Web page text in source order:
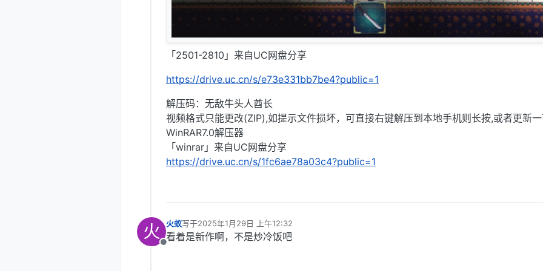
「2501-2810」来自UC网盘分享
https://drive.uc.cn/s/e73e331bb7be4?public=1
解压码：无敌牛头人酋长
视频格式只能更改(ZIP),如提示文件损坏，可直接右键解压到本地手机则长按,或者更新
WinRAR7.0解压器
「winrar」来自UC网盘分享
https://drive.uc.cn/s/1fc6ae78a03c4?public=1
火
离线
火蚁写于2025年1月29日 上午12:32
最后由 编辑
看着是新作啊，不是炒冷饭吧